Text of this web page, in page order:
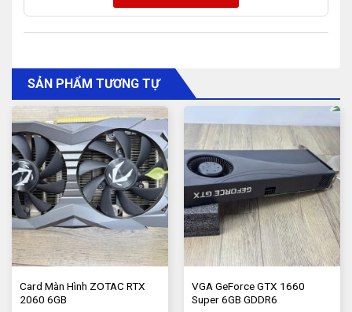
Card màn hình XFX RX 470 4GD5 chơi game, làm việc gia
re tphcm 1
SẢN PHẨM TƯƠNG TỰ
Card Màn Hình ZOTAC RTX
2060 6GB
VGA GeForce GTX 1660
Super 6GB GDDR6